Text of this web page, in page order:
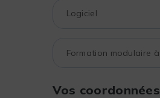
Vos coordonnées